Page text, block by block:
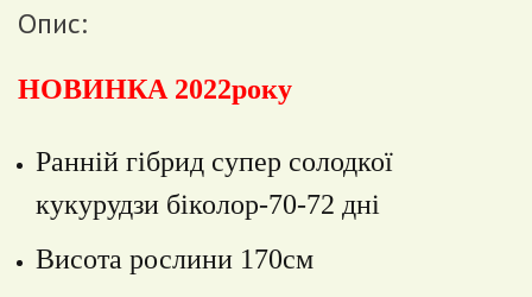
Опис:
НОВИНКА 2022року
Ранній гібрид супер солодкої
кукурудзи біколор-70-72 дні
Висота рослини 170см